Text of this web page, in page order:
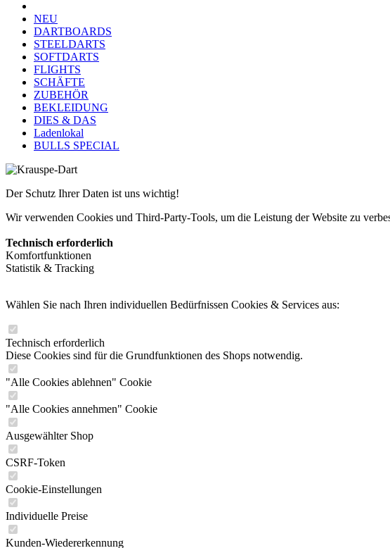
NEU
DARTBOARDS
STEELDARTS
SOFTDARTS
FLIGHTS
SCHÄFTE
ZUBEHÖR
BEKLEIDUNG
DIES & DAS
Ladenlokal
BULLS SPECIAL
Der Schutz Ihrer Daten ist uns wichtig!
Wir verwenden Cookies und Third-Party-Tools, um die Leistung der Website zu
Technisch erforderlich
Komfortfunktionen
Statistik & Tracking
Wählen Sie nach Ihren individuellen Bedürfnissen Cookies & Services aus:
Technisch erforderlich
Diese Cookies sind für die Grundfunktionen des Shops notwendig.
"Alle Cookies ablehnen" Cookie
"Alle Cookies annehmen" Cookie
Ausgewählter Shop
CSRF-Token
Cookie-Einstellungen
Individuelle Preise
Kunden-Wiedererkennung